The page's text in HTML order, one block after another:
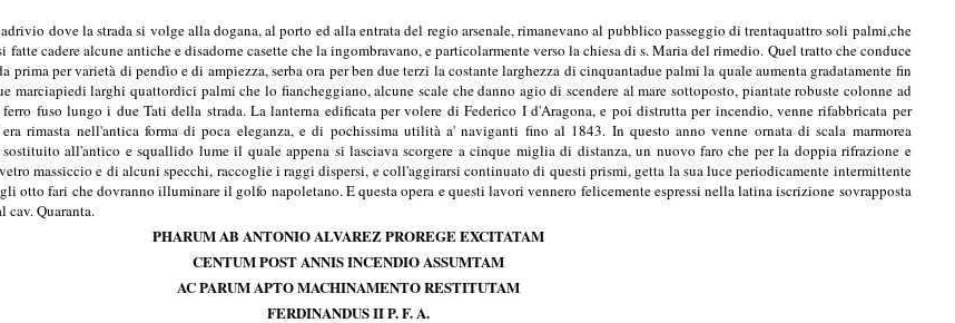
dove la strada si volge alla dogana, al porto ed alla entrata del regio arsenale, rimanevano al pubblico passeggio di trentaquattro soli palmi,che
fatte cadere alcune antiche e disadorne casette che la ingombravano, e particolarmente verso la chiesa di s. Maria del rimedio. Quel tratto che conduce
prima per varietà di pendìo e di ampiezza, serba ora per ben due terzi la costante larghezza di cinquantadue palmi la quale aumenta gradatamente fin
marciapiedi larghi quattordici palmi che lo fiancheggiano, alcune scale che danno agio di scendere al mare sottoposto, piantate robuste colonne ad
fuso lungo i due Tati della strada. La lanterna edificata per volere di Federico I d'Aragona, e poi distrutta per incendio, venne rifabbricata per
rimasta nell'antica forma di poca eleganza, e di pochissima utilità a' naviganti fino al 1843. In questo anno venne ornata di scala marmorea
all'antico e squallido lume il quale appena si lasciava scorgere a cinque miglia di distanza, un nuovo faro che per la doppia rifrazione e
massiccio e di alcuni specchi, raccoglie i raggi dispersi, e coll'aggirarsi continuato di questi prismi, getta la sua luce periodicamente intermittente
otto fari che dovranno illuminare il golfo napoletano. E questa opera e questi lavori vennero felicemente espressi nella latina iscrizione sovrapposta
cav. Quaranta.
PHARUM AB ANTONIO ALVAREZ PROREGE EXCITATAM
CENTUM POST ANNIS INCENDIO ASSUMTAM
AC PARUM APTO MACHINAMENTO RESTITUTAM
FERDINANDUS II P. F. A.